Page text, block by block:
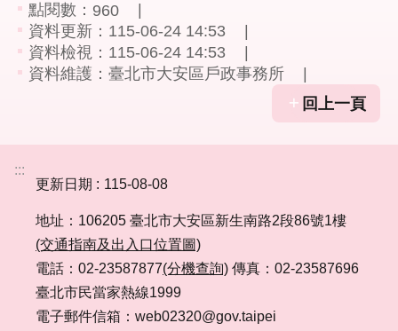
服
務
線
相
連
結
申
請
點閱數： 960
資料更新：115-06-24 14:53
資料檢視：115-06-24 14:53
資料維護：臺北市大安區戶政事務所
回上一頁
:::
更新日期
115-08-08
地址：106205 臺北市大安區新生南路2段86號1樓
(交通指南及出入口位置圖)
電話：02-23587877(分機查詢) 傳真：02-23587696
臺北市民當家熱線1999
電子郵件信箱：web02320@gov.taipei